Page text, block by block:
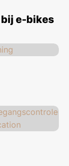
e-bikes